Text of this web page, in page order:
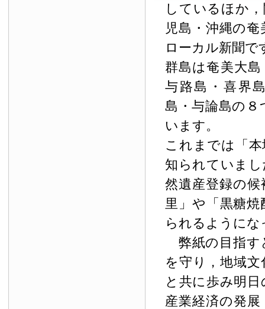
しているほか
児島・沖縄の
ローカル新聞で
群島は奄美大
与路島・喜界
島・与論島の
います。
これまでは「
知られていま
然遺産登録の
里」や「黒糖
られるように
弊紙の目指す
を守り，地域
と共に歩み明
産業経済の発